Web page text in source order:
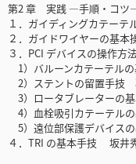
第2 章 実践 ―手順・コツ
１．ガイディングカテー
２．ガイドワイヤーの基
３．PCI デバイスの操作方
1）バルーンカテーテル
2）ステントの留置手技
3）ロータブレーター
4）血栓吸引カテーテル
5）遠位部保護デバイス
４．TRI の基本手技 坂井